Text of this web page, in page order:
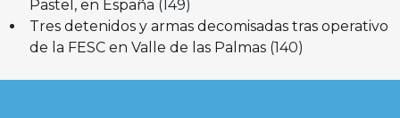
Pastel, en España (149)
Tres detenidos y armas decomisadas tras operativo
de la FESC en Valle de las Palmas (140)